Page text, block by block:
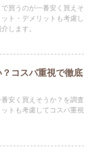
買うのが一番安く買えそ
ト・デメリットも考慮し
します。
コスパ重視で徹底
安く買えそうか？を調査
トも考慮してコスパ重視